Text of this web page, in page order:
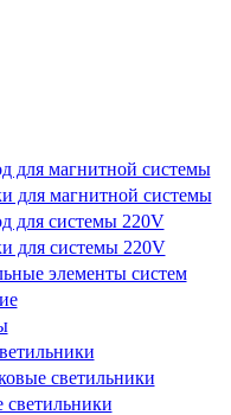
для магнитной системы
для магнитной системы
для системы 220V
для системы 220V
элементы систем
светильники